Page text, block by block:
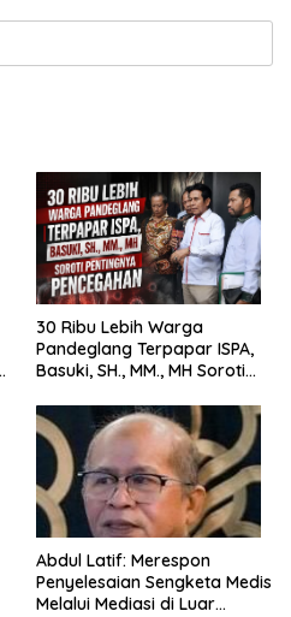
30 Ribu Lebih Warga
Pandeglang Terpapar ISPA,
Basuki, SH., MM., MH Soroti
Abdul Latif: Merespon
Penyelesaian Sengketa Medis
Melalui Mediasi di Luar